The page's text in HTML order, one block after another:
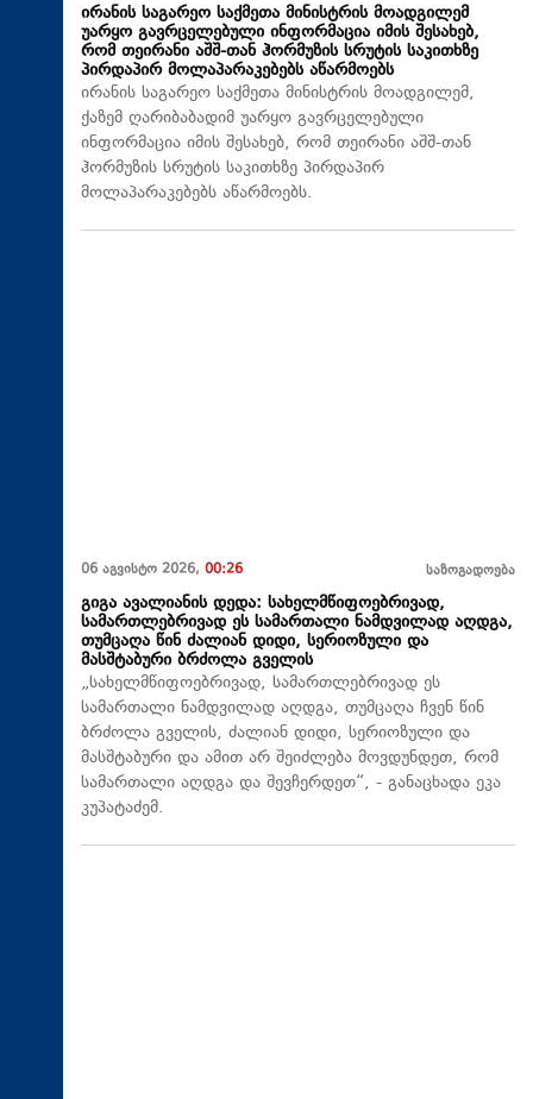
ირანის საგარეო საქმეთა მინისტრის მოადგილემ
უარყო გავრცელებული ინფორმაცია იმის შესახებ,
რომ თეირანი აშშ-თან ჰორმუზის სრუტის საკითხზე
პირდაპირ მოლაპარაკებებს აწარმოებს
ირანის საგარეო საქმეთა მინისტრის მოადგილემ,
ქაზემ ღარიბაბადიმ უარყო გავრცელებული
ინფორმაცია იმის შესახებ, რომ თეირანი აშშ-თან
ჰორმუზის სრუტის საკითხზე პირდაპირ
მოლაპარაკებებს აწარმოებს.
06 აგვისტო 2026, 00:26 საზოგადოება
გიგა ავალიანის დედა: სახელმწიფოებრივად,
სამართლებრივად ეს სამართალი ნამდვილად აღდგა,
თუმცაღა წინ ძალიან დიდი, სერიოზული და
მასშტაბური ბრძოლა გველის
„სახელმწიფოებრივად, სამართლებრივად ეს
სამართალი ნამდვილად აღდგა, თუმცაღა ჩვენ წინ
ბრძოლა გველის, ძალიან დიდი, სერიოზული და
მასშტაბური და ამით არ შეიძლება მოვდუნდეთ, რომ
სამართალი აღდგა და შევჩერდეთ“, - განაცხადა ეკა
კუპატაძემ.